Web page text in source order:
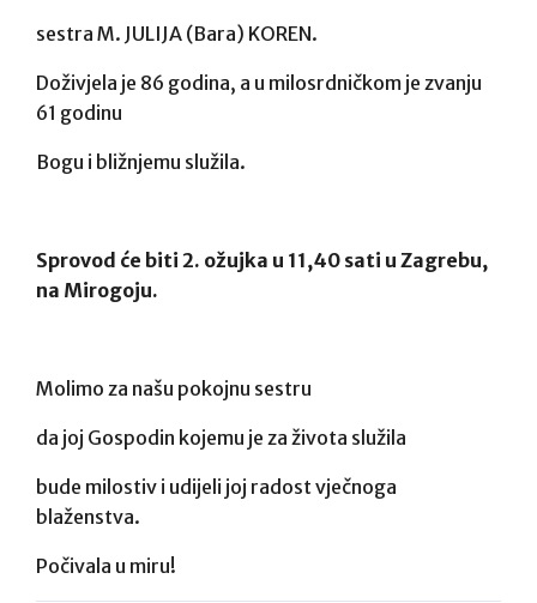
sestra M. JULIJA (Bara) KOREN.
Doživjela je 86 godina, a u milosrdničkom je zvanju
61 godinu
Bogu i bližnjemu služila.
Sprovod će biti 2. ožujka u 11,40 sati u Zagrebu,
na Mirogoju.
Molimo za našu pokojnu sestru
da joj Gospodin kojemu je za života služila
bude milostiv i udijeli joj radost vječnoga
blaženstva.
Počivala u miru!